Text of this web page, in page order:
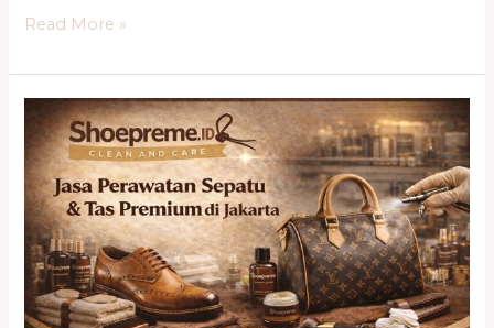
Read More »
Mesin
Cuci
Sepatu
Otomatis
–
Solusi
Praktis
untuk
Usaha
Laundry